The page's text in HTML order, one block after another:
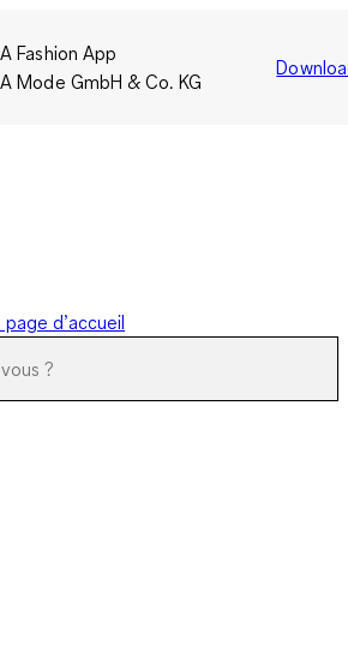
Fashion App
Mode GmbH & Co. KG
d’accueil